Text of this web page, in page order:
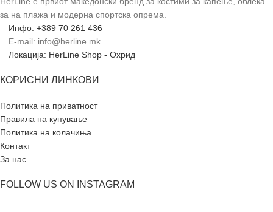
за на плажа и модерна спортска опрема.
Инфо: +389 70 261 436
E-mail: info@herline.mk
Локација: HerLine Shop - Охрид
КОРИСНИ ЛИНКОВИ
Политика на приватност
Правила на купување
Политика на колачиња
Контакт
За нас
FOLLOW US ON INSTAGRAM